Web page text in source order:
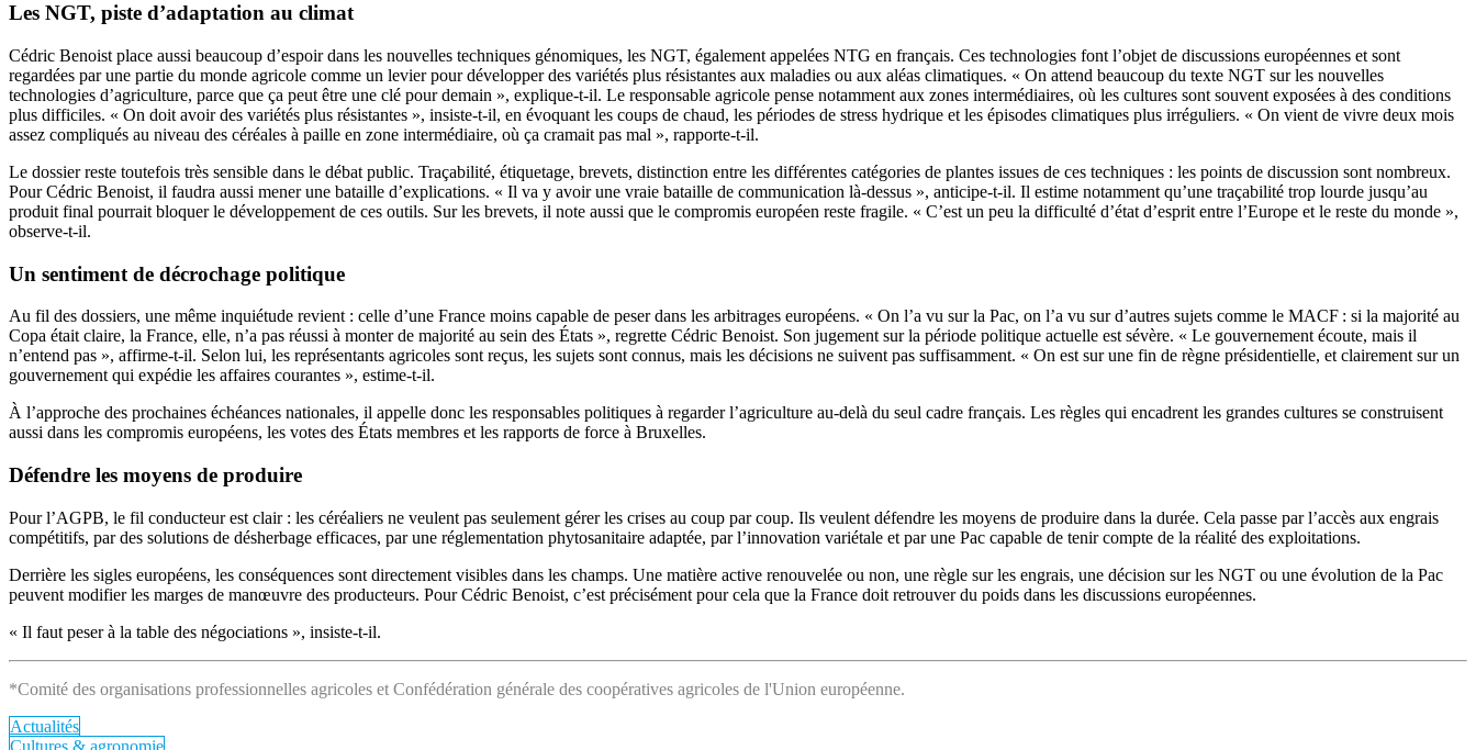
Les NGT, piste d’adaptation au climat
Cédric Benoist place aussi beaucoup d’espoir dans les nouvelles techniques génomiques, les NGT, également appelées NTG en français. Ces technologies font l’objet de discussions européennes et sont
regardées par une partie du monde agricole comme un levier pour développer des variétés plus résistantes aux maladies ou aux aléas climatiques. « On attend beaucoup du texte NGT sur les nouvelles
technologies d’agriculture, parce que ça peut être une clé pour demain », explique-t-il. Le responsable agricole pense notamment aux zones intermédiaires, où les cultures sont souvent exposées à des conditions
plus difficiles. « On doit avoir des variétés plus résistantes », insiste-t-il, en évoquant les coups de chaud, les périodes de stress hydrique et les épisodes climatiques plus irréguliers. « On vient de vivre deux mois
assez compliqués au niveau des céréales à paille en zone intermédiaire, où ça cramait pas mal », rapporte-t-il.
Le dossier reste toutefois très sensible dans le débat public. Traçabilité, étiquetage, brevets, distinction entre les différentes catégories de plantes issues de ces techniques : les points de discussion sont nombreux.
Pour Cédric Benoist, il faudra aussi mener une bataille d’explications. « Il va y avoir une vraie bataille de communication là-dessus », anticipe-t-il. Il estime notamment qu’une traçabilité trop lourde jusqu’au
produit final pourrait bloquer le développement de ces outils. Sur les brevets, il note aussi que le compromis européen reste fragile. « C’est un peu la difficulté d’état d’esprit entre l’Europe et le reste du monde »,
observe-t-il.
Un sentiment de décrochage politique
Au fil des dossiers, une même inquiétude revient : celle d’une France moins capable de peser dans les arbitrages européens. « On l’a vu sur la Pac, on l’a vu sur d’autres sujets comme le MACF : si la majorité au
Copa était claire, la France, elle, n’a pas réussi à monter de majorité au sein des États », regrette Cédric Benoist. Son jugement sur la période politique actuelle est sévère. « Le gouvernement écoute, mais il
n’entend pas », affirme-t-il. Selon lui, les représentants agricoles sont reçus, les sujets sont connus, mais les décisions ne suivent pas suffisamment. « On est sur une fin de règne présidentielle, et clairement sur un
gouvernement qui expédie les affaires courantes », estime-t-il.
À l’approche des prochaines échéances nationales, il appelle donc les responsables politiques à regarder l’agriculture au-delà du seul cadre français. Les règles qui encadrent les grandes cultures se construisent
aussi dans les compromis européens, les votes des États membres et les rapports de force à Bruxelles.
Défendre les moyens de produire
Pour l’AGPB, le fil conducteur est clair : les céréaliers ne veulent pas seulement gérer les crises au coup par coup. Ils veulent défendre les moyens de produire dans la durée. Cela passe par l’accès aux engrais
compétitifs, par des solutions de désherbage efficaces, par une réglementation phytosanitaire adaptée, par l’innovation variétale et par une Pac capable de tenir compte de la réalité des exploitations.
Derrière les sigles européens, les conséquences sont directement visibles dans les champs. Une matière active renouvelée ou non, une règle sur les engrais, une décision sur les NGT ou une évolution de la Pac
peuvent modifier les marges de manœuvre des producteurs. Pour Cédric Benoist, c’est précisément pour cela que la France doit retrouver du poids dans les discussions européennes.
« Il faut peser à la table des négociations », insiste-t-il.
*Comité des organisations professionnelles agricoles et Confédération générale des coopératives agricoles de l'Union européenne.
Actualités
Cultures & agronomie